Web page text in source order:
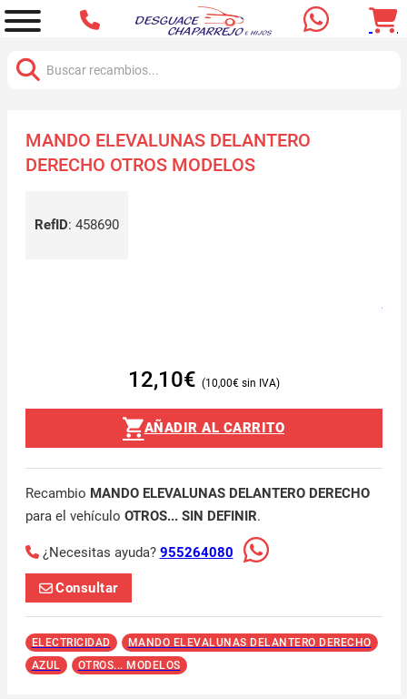
MANDO ELEVALUNAS DELANTERO
DERECHO OTROS MODELOS
RefID: 458690
12,10€ 10,00€
AÑADIR AL CARRITO
Recambio MANDO ELEVALUNAS DELANTERO DERECHO
para el vehículo OTROS... SIN DEFINIR.
¿Necesitas ayuda? 955264080
Consultar
ELECTRICIDAD
MANDO ELEVALUNAS DELANTERO DERECHO
AZUL
OTROS... MODELOS